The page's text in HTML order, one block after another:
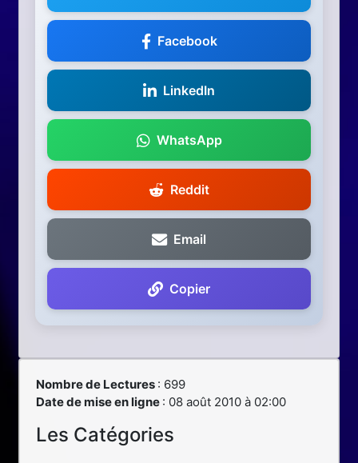
Facebook
LinkedIn
WhatsApp
Reddit
Email
Copier
Nombre de Lectures : 699
Date de mise en ligne : 08 août 2010 à 02:00
Les Catégories